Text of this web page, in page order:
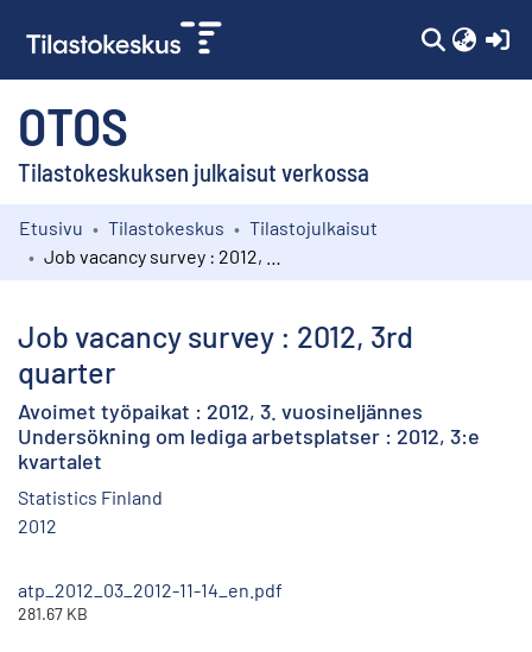
OTOS
Tilastokeskuksen julkaisut verkossa
Kokoelmat
Etusivu Tilastokeskus
Tilastojulkaisut
Job vacancy survey : 2012, 3rd
quarter
Avoimet työpaikat : 2012, 3. vuosineljännes
Undersökning om lediga arbetsplatser : 2012, 3:e
kvartalet
Statistics Finland
2012
atp_2012_03_2012-11-14_en.pdf
281.67 KB